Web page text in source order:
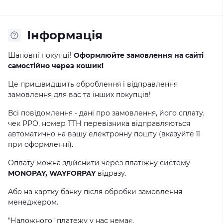
Інформація
Шановні покупці! Оформлюйте замовлення на сайті
самостійно через кошик!
Це пришвидшить оброблення і відправлення
замовлення для вас та інших покупців!
Всі повідомлення - дані про замовлення, його сплату,
чек РРО, номер ТТН перевізника відправляються
автоматично на вашу електронну пошту (вказуйте її
при оформленні).
Оплату можна здійснити через платіжну систему
MONOPAY, WAYFORPAYвідразу.
Або на картку банку після обробки замовлення
менеджером.
"Наложного" платежу у нас немає.